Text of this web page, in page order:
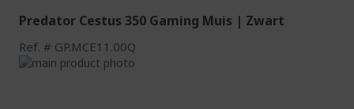
Predator Cestus 350 Gaming Muis | Zwart
Ref. GP.MCE11.00Q
Ga